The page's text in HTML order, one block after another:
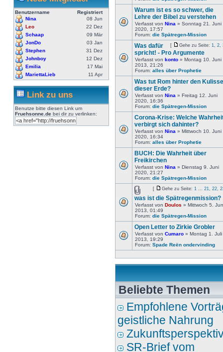
Benutzername
Registriert
Nina
08 Jun
Leo
22 Dez
Schaap
09 Mär
JonDo
03 Jan
Stephen
31 Dez
Johnboy
12 Dez
Emilia
17 Mai
MariettaLieb
11 Apr
Link zu uns
Benutze bitte diesen Link um
Fruehsonne.de bei dir zu verlinken:
Warum ist es so schwer, die
Lehre der Bibel zu verstehen
Verfasst von Nina » Sonntag 21. Juni
2020, 17:57
Forum: die Spätregen-Mission
[ Gehe zu Seite: 1, 2,
Was dafür
spricht! - Pro Argumente
Verfasst von konto » Montag 10. Juni
2013, 21:26
Forum: alles über Prophetie
Was tut Rom hinter den
dieser Erde?
Verfasst von Nina » Freitag 12. Juni
2020, 16:36
Forum: die Spätregen-Mission
Corona-Krise: Welche
verbirgt sich dahinter?
Verfasst von Nina » Mittwoch 10. Juni
2020, 16:34
Forum: alles über Prophetie
BUCH: Die Wahrheit über
Freikirchen
Verfasst von Nina » Dienstag 9. Juni
2020, 21:27
Forum: die Spätregen-Mission
[ Gehe zu Seite: 1 ... 21, 22,
was ist die Spätregenmission?
Verfasst von Doulos » Mittwoch 5.
2013, 01:49
Forum: die Spätregen-Mission
Open Letter to Zirkie Grobler
Verfasst von Cumaro » Montag 1. Juli
2013, 19:29
Forum: Spade Reën ondervinding
Beliebte Themen
Empfohlene
geistliche Nahrung
SR-Brief vom